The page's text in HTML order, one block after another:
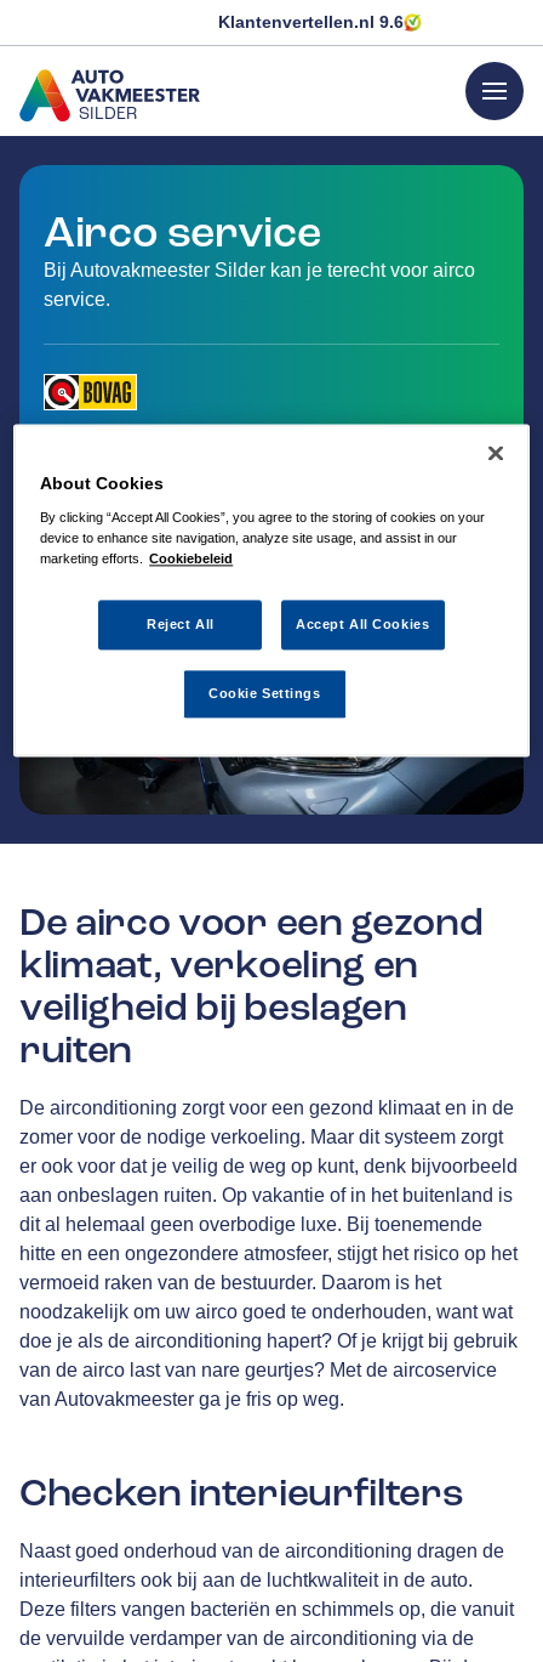
Klantenvertellen.nl 9.6
SILDER
GA NAAR DE HOMEPAGINA
menu
Airco service
Bij Autovakmeester Silder kan je terecht voor airco
service.
De airco voor een gezond
klimaat, verkoeling en
veiligheid bij beslagen
ruiten
De airconditioning zorgt voor een gezond klimaat en in de
zomer voor de nodige verkoeling. Maar dit systeem zorgt
er ook voor dat je veilig de weg op kunt, denk bijvoorbeeld
aan onbeslagen ruiten. Op vakantie of in het buitenland is
dit al helemaal geen overbodige luxe. Bij toenemende
hitte en een ongezondere atmosfeer, stijgt het risico op het
vermoeid raken van de bestuurder. Daarom is het
noodzakelijk om uw airco goed te onderhouden, want wat
doe je als de airconditioning hapert? Of je krijgt bij gebruik
van de airco last van nare geurtjes? Met de aircoservice
van Autovakmeester ga je fris op weg.
Checken interieurfilters
Naast goed onderhoud van de airconditioning dragen de
interieurfilters ook bij aan de luchtkwaliteit in de auto.
Deze filters vangen bacteriën en schimmels op, die vanuit
de vervuilde verdamper van de airconditioning via de
About Cookies
By clicking “Accept All Cookies”, you agree to the storing of cookies on your
device to enhance site navigation, analyze site usage, and assist in our
marketing efforts. Cookiebeleid
Reject All Accept All Cookies
Cookie Settings